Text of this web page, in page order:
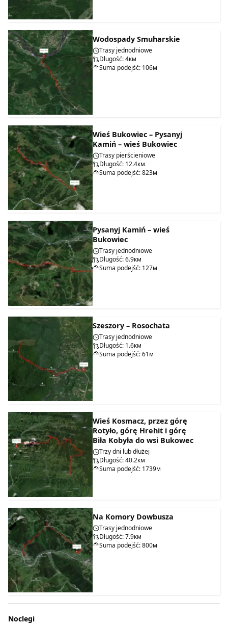
Wodospady Smuharskie
Trasy jednodniowe
Długość: 4км
Suma podejść: 106м
Wieś Bukowiec – Pysanyj
Kamiń – wieś Bukowiec
Trasy pierścieniowe
Długość: 12.4км
Suma podejść: 823м
Pysanyj Kamiń – wieś
Bukowiec
Trasy jednodniowe
Długość: 6.9км
Suma podejść: 127м
Szeszory – Rosochata
Trasy jednodniowe
Długość: 1.6км
Suma podejść: 61м
Wieś Kosmacz, przez górę
Rotyło, górę Hrehit i górę
Biła Kobyła do wsi Bukowec
Trzy dni lub dłużej
Długość: 40.2км
Suma podejść: 1739м
Na Komory Dowbusza
Trasy jednodniowe
Długość: 7.9км
Suma podejść: 800м
Noclegi